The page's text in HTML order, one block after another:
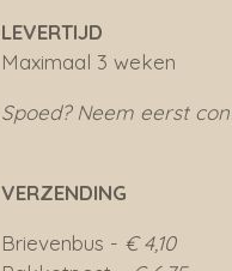
LEVERTIJD
Maximaal 3 weken
Spoed? Neem eerst
VERZENDING
Brievenbus - € 4,10